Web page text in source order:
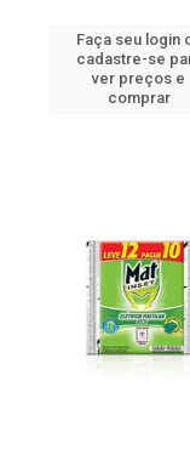
Faça seu login
cadastre-se
ver preços e
comprar